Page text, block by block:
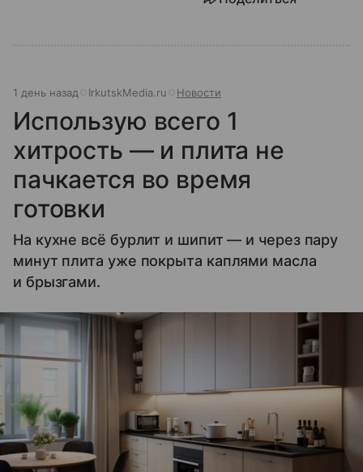
1 день назад IrkutskMedia.ru Новости
Использую всего 1
хитрость — и плита не
пачкается во время
готовки
На кухне всё бурлит и шипит — и через пару
минут плита уже покрыта каплями масла
и брызгами.